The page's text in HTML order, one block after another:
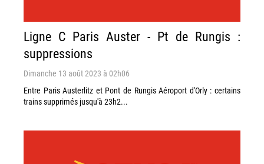
Ligne C Paris Auster - Pt de Rungis :
suppressions
Dimanche 13 août 2023 à 02h06
Entre Paris Austerlitz et Pont de Rungis Aéroport d'Orly : certains
trains supprimés jusqu'à 23h2...